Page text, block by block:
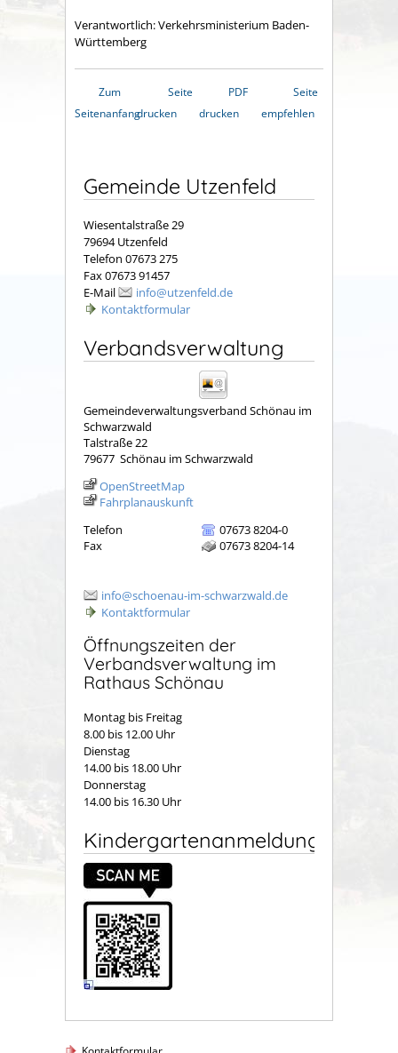
Verantwortlich: Verkehrsministerium Baden-
Württemberg
Zum
Seitenanfang
Seite
drucken
PDF
drucken
Seite
empfehlen
Gemeinde Utzenfeld
Wiesentalstraße 29
79694 Utzenfeld
Telefon 07673 275
Fax 07673 91457
E-Mail
info@utzenfeld.de
Kontaktformular
Verbandsverwaltung
Gemeindeverwaltungsverband Schönau im
Schwarzwald
Talstraße 22
79677 Schönau im Schwarzwald
OpenStreetMap
Fahrplanauskunft
Telefon
07673 8204-0
Fax
07673 8204-14
info@schoenau-im-schwarzwald.de
Kontaktformular
Öffnungszeiten der
Verbandsverwaltung im
Rathaus Schönau
Montag bis Freitag
8.00 bis 12.00 Uhr
Dienstag
14.00 bis 18.00 Uhr
Donnerstag
14.00 bis 16.30 Uhr
Kindergartenanmeldung